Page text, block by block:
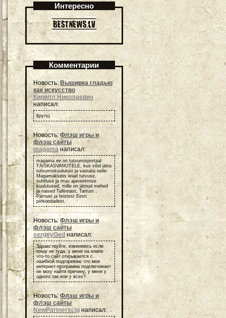
Интересно
Комментарии
Новость:Вышивка гладью
как искусство
Кирилл Николаевич
написал:
Круто)
Новость:Флэш игры и
флэш сайты
magamaнаписал:
magama.ee on tutvumisportaal
TÄISKASVANUTELE, kus võid jätta
tutvumiskuulutusi ja vastata neile.
Magamaklubis leiad tutvuse,
suhtluse ja muu ajaveetmise
kuulutused, mille on jätnud mehed
ja naised Tallinnast, Tartust ,
Pärnust ja teistest Eesti
piirkondadest.
Новость:Флэш игры и
флэш сайты
sergeyGed написал:
Здравствуйте, извиняюсь если
пишу не туда, у меня на компе
что-то сайт открывается с
ошибкой подозреваю что моя
интернет-программа подглючивает
не могу найти причину, у меня у
одного так или у всех?
Новость:Флэш игры и
флэш сайты
NewPartnerscig написал: